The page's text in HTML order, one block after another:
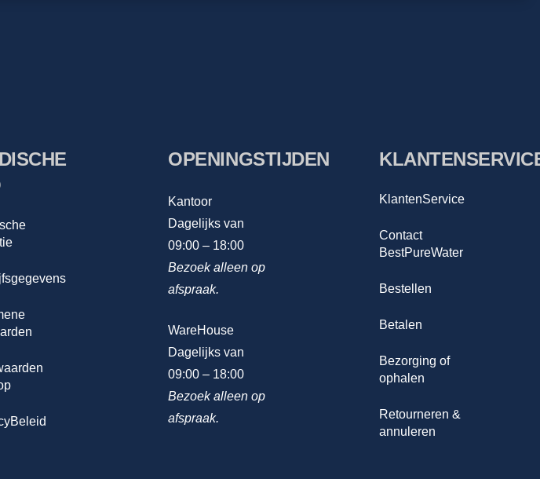
OPENINGSTIJDEN
Kantoor
Dagelijks van
09:00 – 18:00
Bezoek alleen op
afspraak.
WareHouse
Dagelijks van
09:00 – 18:00
Bezoek alleen op
afspraak.
KlantenService
Contact
BestPureWater
Bestellen
Betalen
Bezorging of
ophalen
Retourneren &
annuleren